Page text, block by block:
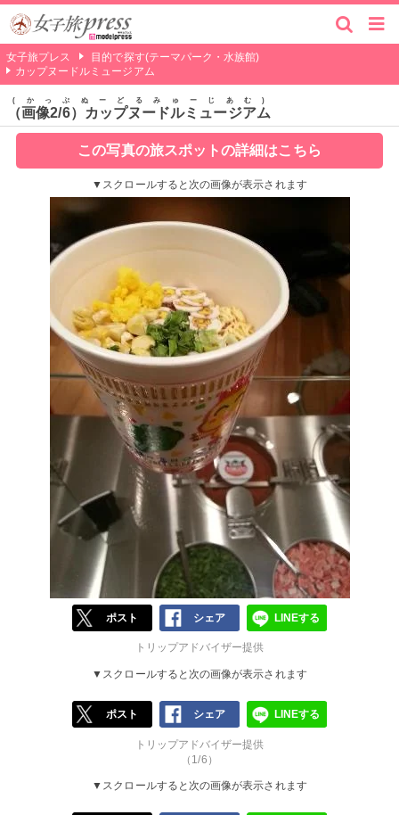
女子旅プレス
目的で探す(テーマパーク・水族館)
カップヌードルミュージアム
（画像2/6）カップヌードルミュージアム
かっぷぬーどるみゅーじあむ
この写真の旅スポットの詳細はこちら
▼スクロールすると次の画像が表示されます
ポスト シェア LINEする
トリップアドバイザー提供
▼スクロールすると次の画像が表示されます
ポスト シェア LINEする
トリップアドバイザー提供
（1/6）
▼スクロールすると次の画像が表示されます